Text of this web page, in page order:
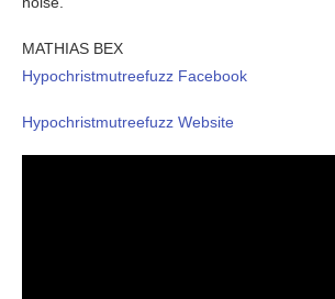
MATHIAS BEX
Hypochristmutreefuzz Facebook
Hypochristmutreefuzz Website